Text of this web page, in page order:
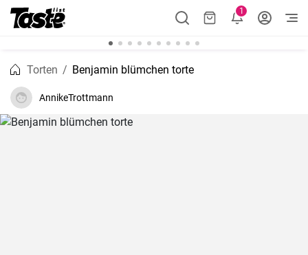
1
Torten Benjamin blümchen torte
AnnikeTrottmann